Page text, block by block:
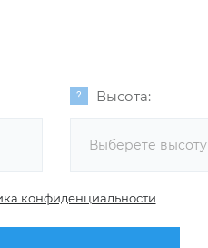
Высота:
Выберете высоту
конфиденциальности